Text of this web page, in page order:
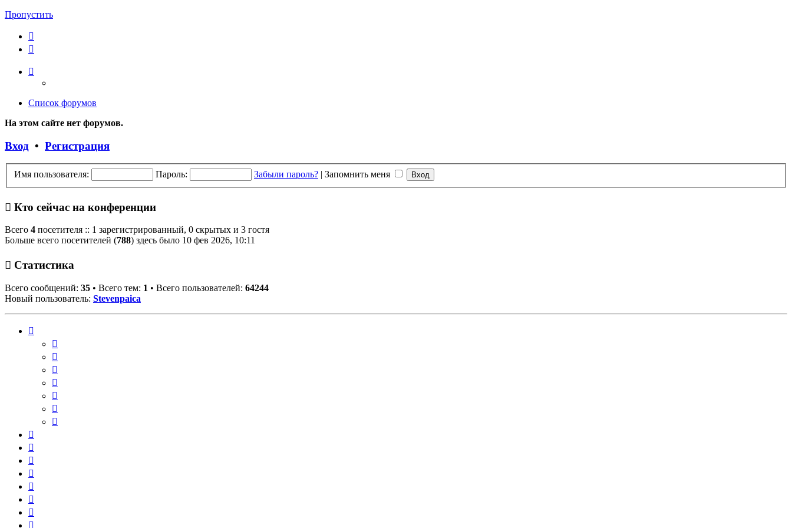
Пропустить
Список форумов
На этом сайте нет форумов.
Вход • Регистрация
Имя пользователя: Пароль: Забыли пароль? | Запомнить меня
Кто сейчас на конференции
Всего 4 посетителя :: 1 зарегистрированный, 0 скрытых и 3 гостя
Больше всего посетителей (788) здесь было 10 фев 2026, 10:11
Статистика
Всего сообщений: 35 • Всего тем: 1 • Всего пользователей: 64244
Новый пользователь: Stevenpaica